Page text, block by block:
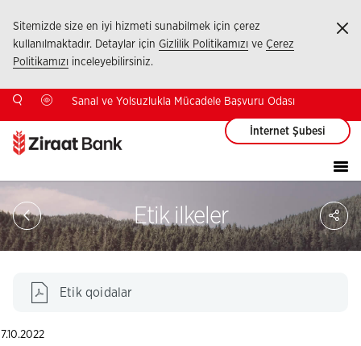
Sitemizde size en iyi hizmeti sunabilmek için çerez
kullanılmaktadır. Detaylar için Gizlilik Politikamızı ve Çerez
Politikamızı inceleyebilirsiniz.
Sanal ve Yolsuzlukla Mücadele Başvuru Odası
İnternet Şubesi
Etik ilkeler
Etik qoidalar
7.10.2022